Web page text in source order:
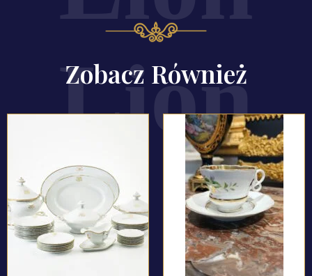
Zobacz Również
ZOBACZ PRODUKT ZOBACZ PRODUKT